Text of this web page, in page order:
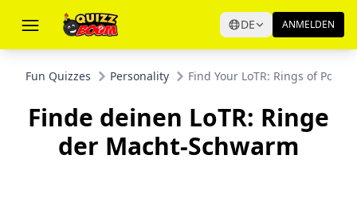
DE ANMELDEN
Fun Quizzes Personality Find Your LoTR: Rings of
Finde deinen LoTR: Ringe
der Macht-Schwarm